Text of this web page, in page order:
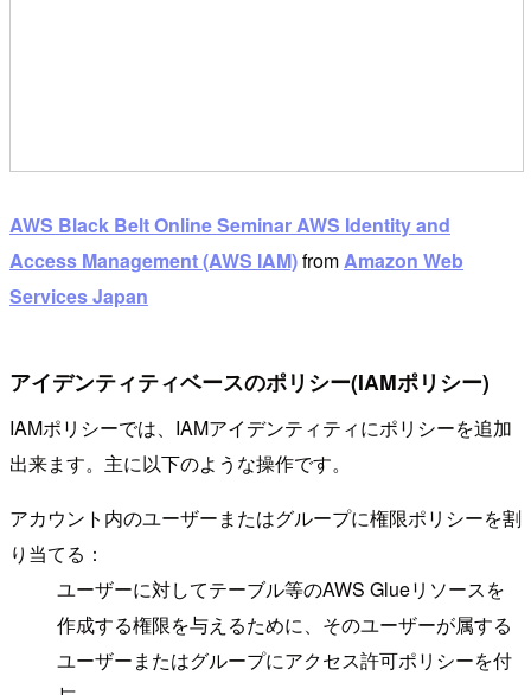
AWS Black Belt Online Seminar AWS Identity and
Access Management (AWS IAM)fromAmazon Web
Services Japan
アイデンティティベースのポリシー(IAMポリシー)
IAMポリシーでは、IAMアイデンティティにポリシーを追加
出来ます。主に以下のような操作です。
アカウント内のユーザーまたはグループに権限ポリシーを割
り当てる：
ユーザーに対してテーブル等のAWS Glueリソースを
作成する権限を与えるために、そのユーザーが属する
ユーザーまたはグループにアクセス許可ポリシーを付